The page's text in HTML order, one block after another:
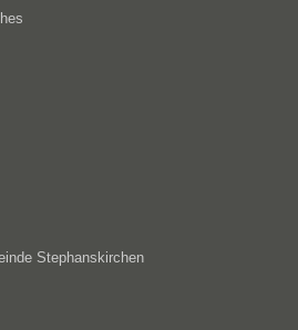
Stephanskirchen